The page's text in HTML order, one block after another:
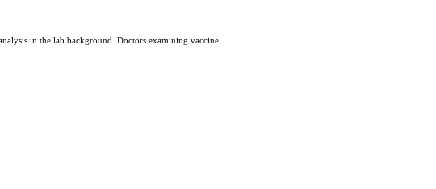
in the lab background. Doctors examining vaccine